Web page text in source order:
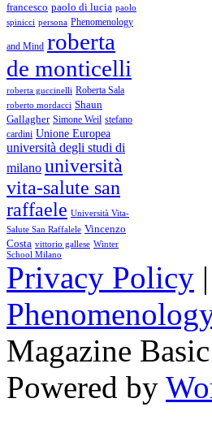
francesco paolo di lucia paolo
spinicci persona Phenomenology
and Mind roberta
de monticelli
roberta guccinelli Roberta Sala
roberto mordacci Shaun
Gallagher Simone Weil stefano
cardini Unione Europea
università degli studi di
milano università
vita-salute san
raffaele Università Vita-
Salute San Raffalele Vincenzo
Costa vittorio gallese Winter
School Milano
Privacy Policy |
Magazine Basic
Powered by